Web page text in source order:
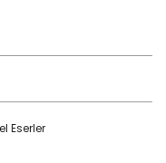
Eserler